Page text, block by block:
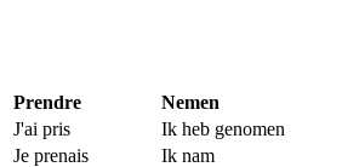
Prendre
Nemen
J'ai pris
Ik heb genomen
Je prenais
Ik nam